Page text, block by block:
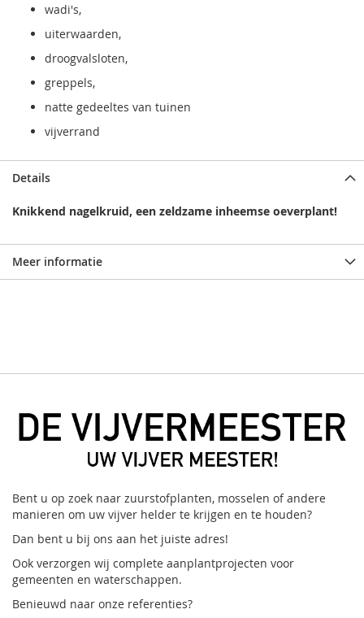
wadi's,
uiterwaarden,
droogvalsloten,
greppels,
natte gedeeltes van tuinen
vijverrand
Details
Knikkend nagelkruid, een zeldzame inheemse oeverplant!
Meer informatie
Bent u op zoek naar zuurstofplanten, mosselen of andere
manieren om uw vijver helder te krijgen en te houden?
Dan bent u bij ons aan het juiste adres!
Ook verzorgen wij complete aanplantprojecten voor
gemeenten en waterschappen.
Benieuwd naar onze referenties?